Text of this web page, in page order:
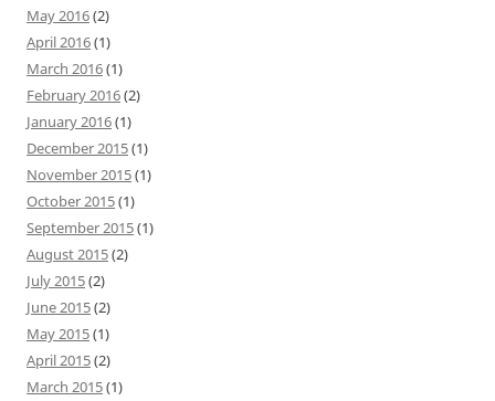
May 2016(2)
April 2016(1)
March 2016(1)
February 2016(2)
January 2016(1)
December 2015(1)
November 2015(1)
October 2015(1)
September 2015(1)
August 2015(2)
July 2015(2)
June 2015(2)
May 2015(1)
April 2015(2)
March 2015(1)